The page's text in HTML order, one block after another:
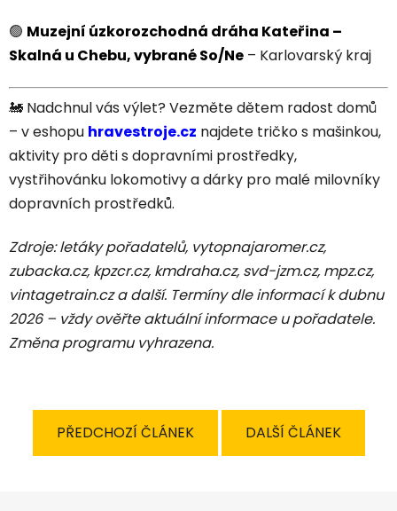
🟢 Muzejní úzkorozchodná dráha Kateřina –
Skalná u Chebu, vybrané So/Ne – Karlovarský kraj
🚂 Nadchnul vás výlet? Vezměte dětem radost domů
– v eshopu hravestroje.cz najdete tričko s mašinkou,
aktivity pro děti s dopravními prostředky,
vystřihovánku lokomotivy a dárky pro malé milovníky
dopravních prostředků.
Zdroje: letáky pořadatelů, vytopnajaromer.cz,
zubacka.cz, kpzcr.cz, kmdraha.cz, svd-jzm.cz, mpz.cz,
vintagetrain.cz a další. Termíny dle informací k dubnu
2026 – vždy ověřte aktuální informace u pořadatele.
Změna programu vyhrazena.
PŘEDCHOZÍ ČLÁNEK DALŠÍ ČLÁNEK